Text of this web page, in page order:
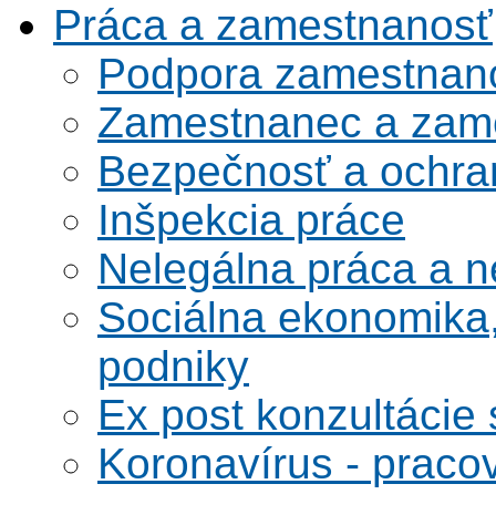
Práca a zamestnanosť
Podpora
Zamestnanec a
Bezpečnosť a
Inšpekcia práce
Nelegálna práca a
Sociálna
podniky
Ex post
Koronavírus -